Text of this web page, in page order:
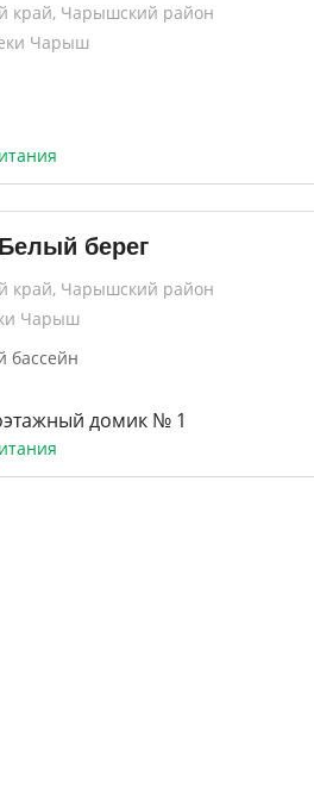
край, Чарышский район
Чарыш
берег
край, Чарышский район
Чарыш
бассейн
домик № 1